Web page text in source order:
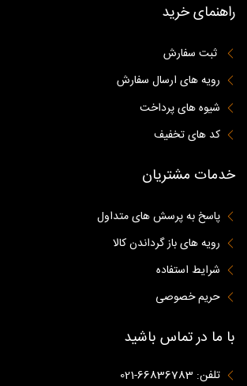
راهنمای خرید
ثبت سفارش
رویه های ارسال سفارش
شیوه های پرداخت
کد های تخفیف
خدمات مشتریان
پاسخ به پرسش های متداول
رویه های باز گرداندن کالا
شرایط استفاده
حریم خصوصی
با ما در تماس باشید
تلفن: 66836783-021